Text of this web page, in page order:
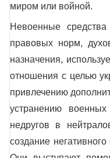
миром или войной.
Невоенные средства
правовых норм,
назначения,
отношения с целью
привлечению
устранению
недругов в
создание